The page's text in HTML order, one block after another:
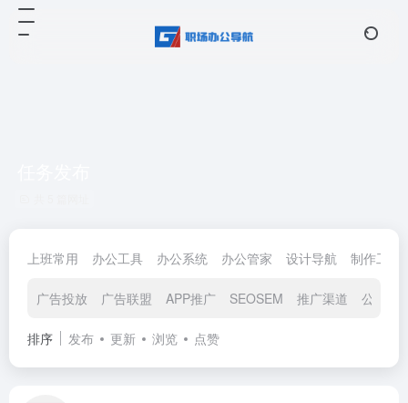
上班常用 办公工具 办公系统 办公管家 设计导航 制作工具
广告投放 广告联盟 APP推广 SEOSEM 推广渠道 公众号
排序 发布 更新 浏览 点赞